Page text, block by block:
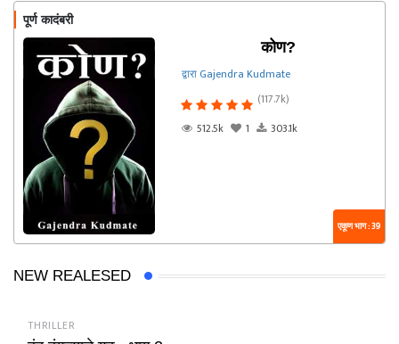
पूर्ण कादंबरी
कोण?
द्वारा Gajendra Kudmate
(117.7k)
512.5k
1 303.1k
एकूण भाग : 39
NEW REALESED
THRILLER